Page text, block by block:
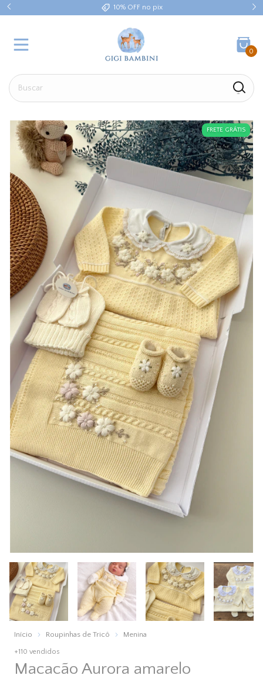
10% OFF no pix
0
FRETE GRÁTIS
Início Roupinhas de Tricô Menina
+110 vendidos
Macacão Aurora amarelo